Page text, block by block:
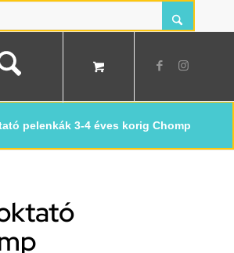
pelenkák 3-4 éves korig Chomp